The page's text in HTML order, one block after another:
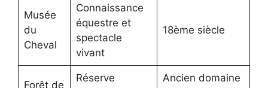
Musée
du
Cheval
Connaissance
équestre et
spectacle
vivant
18ème siècle
Forêt de
Réserve
Ancien domaine